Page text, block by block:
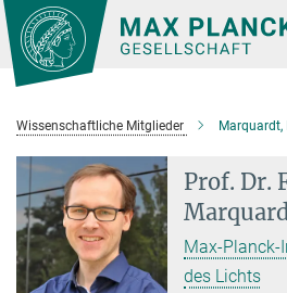
Hauptinhalt
Wissenschaftliche Mitglieder Marquardt,
Prof. Dr.
Max-Planck-
des Lichts